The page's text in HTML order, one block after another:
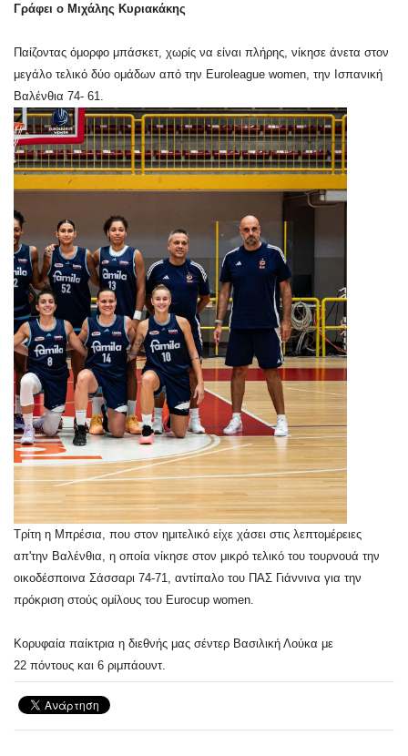
Γράφει ο Μιχάλης Κυριακάκης
Παίζοντας όμορφο μπάσκετ, χωρίς να είναι πλήρης, νίκησε άνετα στον
μεγάλο τελικό δύο ομάδων από την Euroleague women, την Ισπανική
Βαλένθια 74- 61.
Τρίτη η Μπρέσια, που στον ημιτελικό είχε χάσει στις λεπτομέρειες
απ'την Βαλένθια, η οποία νίκησε στον μικρό τελικό του τουρνουά την
οικοδέσποινα Σάσσαρι 74-71, αντίπαλο του ΠΑΣ Γιάννινα για την
πρόκριση στούς ομίλους του Eurocup women.
Κορυφαία παίκτρια η διεθνής μας σέντερ Βασιλική Λούκα με
22 πόντους και 6 ριμπάουντ.